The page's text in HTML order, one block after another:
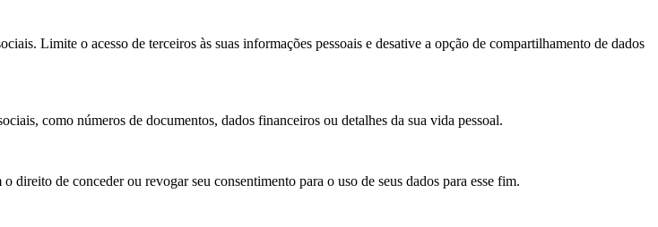
Limite o acesso de terceiros às suas informações pessoais e desative a opção de compartilhamento de dados
como números de documentos, dados financeiros ou detalhes da sua vida pessoal.
direito de conceder ou revogar seu consentimento para o uso de seus dados para esse fim.